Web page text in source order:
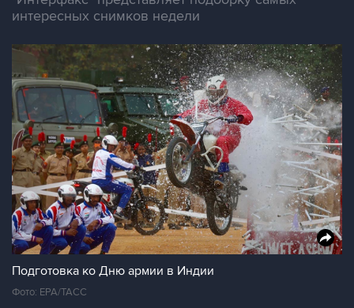
интересных снимков недели
Подготовка ко Дню армии в Индии
Фото: ЕРА/ТАСС